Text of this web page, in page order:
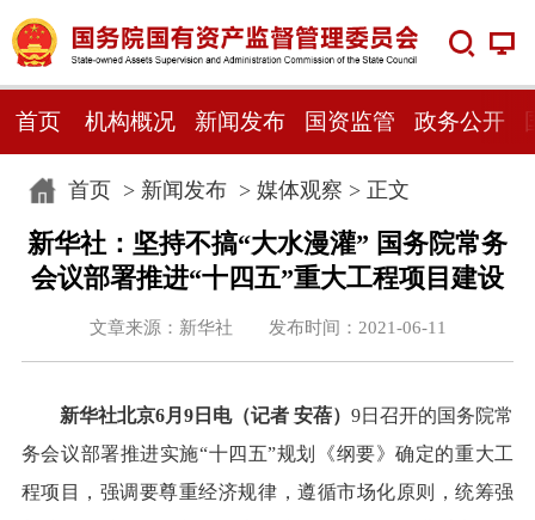
首页 机构概况 新闻发布 国资监管 政务公开
首页> 新闻发布> 媒体观察 > 正文
新华社：坚持不搞“大水漫灌” 国务院常务
会议部署推进“十四五”重大工程项目建设
文章来源：新华社 发布时间：2021-06-11
新华社北京6月9日电（记者 安蓓）9日召开的国务院常
务会议部署推进实施“十四五”规划《纲要》确定的重大工
程项目，强调要尊重经济规律，遵循市场化原则，统筹强